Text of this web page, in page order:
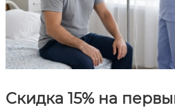
Скидка 15% на